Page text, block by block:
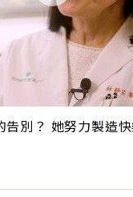
告別？ 她努力製造
父 為台灣奉獻36
台語！」
搬回台灣找快樂！
逗樂上萬爺奶：退休
紀錄 成為全球最年
密原來是「這個」
夢…黑手阿伯拉小提
！